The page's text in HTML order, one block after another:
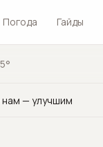
Погода Гайды
— улучшим